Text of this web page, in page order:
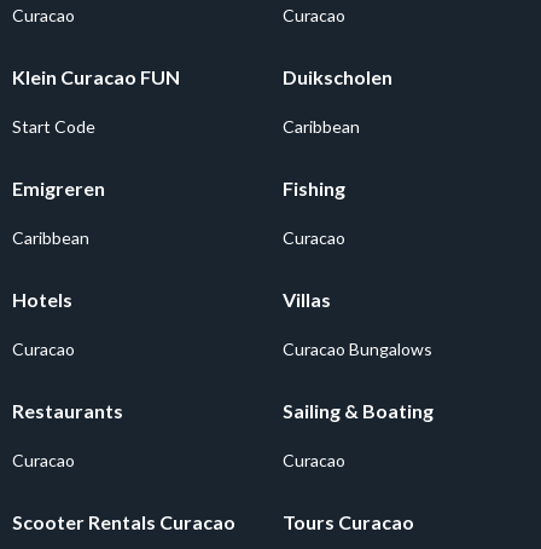
Curacao Curacao
Klein Curacao FUN
Start Code
Duikscholen
Caribbean
Emigreren
Caribbean
Fishing
Curacao
Hotels
Curacao
Villas
Curacao Bungalows
Restaurants
Curacao
Sailing & Boating
Curacao
Scooter Rentals Curacao Tours Curacao